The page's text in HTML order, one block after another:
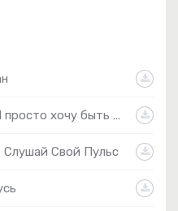
хочу быть прекрасно
Слушай Свой Пульс